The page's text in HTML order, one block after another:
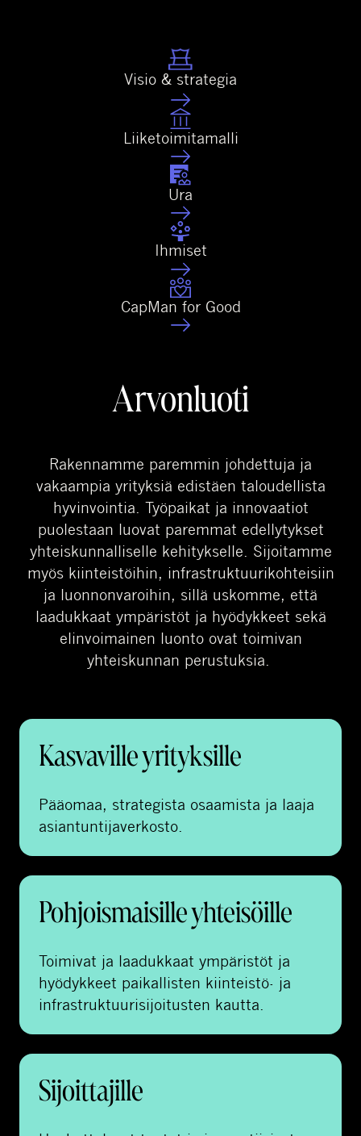
Visio & strategia
Liiketoimitamalli
Ura
Ihmiset
CapMan for Good
Arvonluoti
Rakennamme paremmin johdettuja ja
vakaampia yrityksiä edistäen taloudellista
hyvinvointia. Työpaikat ja innovaatiot
puolestaan luovat paremmat edellytykset
yhteiskunnalliselle kehitykselle. Sijoitamme
myös kiinteistöihin, infrastruktuurikohteisiin
ja luonnonvaroihin, sillä uskomme, että
laadukkaat ympäristöt ja hyödykkeet sekä
elinvoimainen luonto ovat toimivan
yhteiskunnan perustuksia.
Kasvaville yrityksille
Pääomaa, strategista osaamista ja laaja
asiantuntijaverkosto.
Pohjoismaisille yhteisöille
Toimivat ja laadukkaat ympäristöt ja
hyödykkeet paikallisten kiinteistö- ja
infrastruktuurisijoitusten kautta.
Sijoittajille